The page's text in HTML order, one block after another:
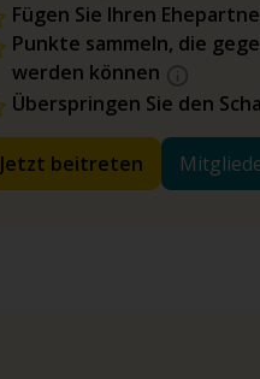
Fügen Sie Ihren
Punkte sammeln, die
werden können
Überspringen Sie den
Jetzt beitreten